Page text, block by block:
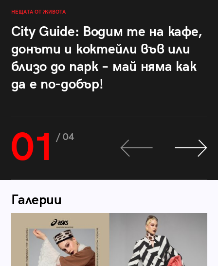
НЕЩАТА ОТ ЖИВОТА
City Guide: Водим те на кафе,
донъти и коктейли във или
близо до парк – май няма как
да е по-добър!
01 / 04
Галерии